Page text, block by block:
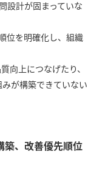
設計が固まっていな
位を明確化し、組織
向上につなげたり、
が構築できていない
築、改善優先順位